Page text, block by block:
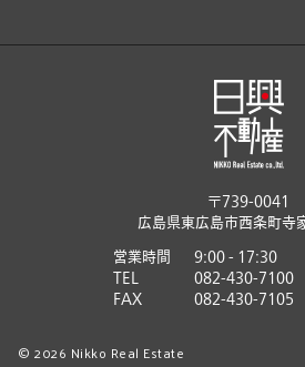
〒739-0041
広島県東広島市西条町寺
営業時間
9:00 - 17:30
TEL
082-430-7100
FAX
082-430-7105
© 2026 Nikko Real Estate